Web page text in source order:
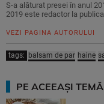
S-a alăturat presei în anul
2019 este redactor la
VEZI PAGINA AUTORULUI
tags: balsam de par haine
PE ACEEAȘI TEMĂ